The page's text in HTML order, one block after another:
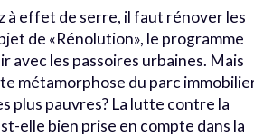
à effet de serre, il faut rénover les
de «Rénolution», le programme
avec les passoires urbaines. Mais
métamorphose du parc
plus pauvres? La lutte contre la
elle bien prise en compte dans la